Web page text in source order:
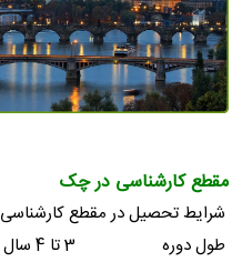
مقطع کارشناسی در چک
شرایط تحصیل در مقطع کارشناسی
3 تا 4 سال
طول دوره